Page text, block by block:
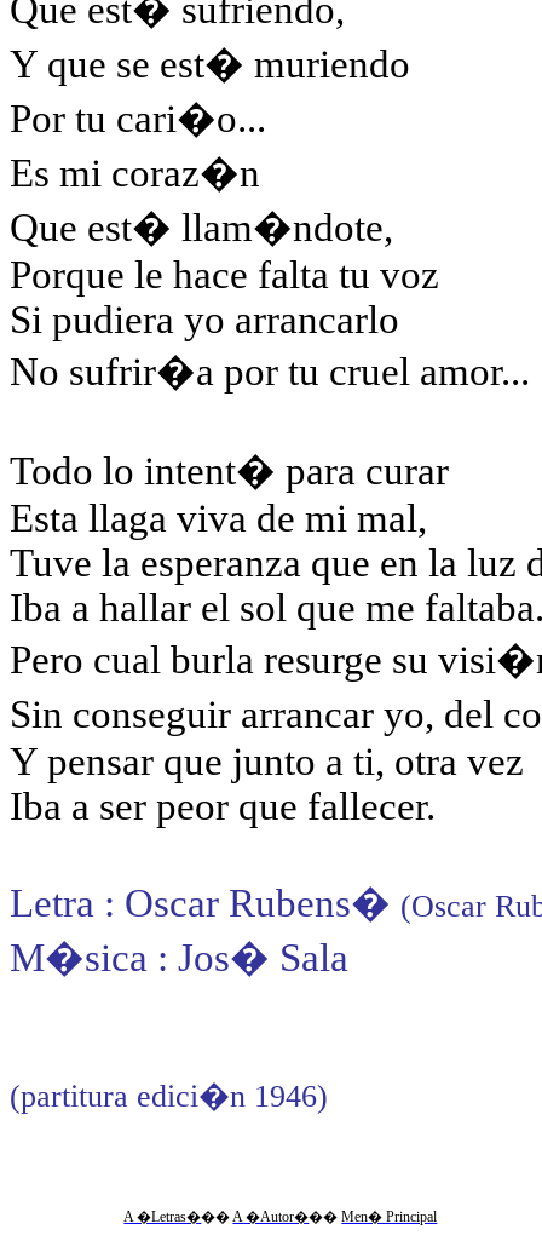
Que est� sufriendo,
Y que se est� muriendo
Por tu cari�o...
Es mi coraz�n
Que est� llam�ndote,
Porque le hace falta tu voz
Si pudiera yo arrancarlo
No sufrir�a por tu cruel amor...
Todo lo intent� para curar
Esta llaga viva de mi mal,
Tuve la esperanza que en la luz
Iba a hallar el sol que me
Pero cual burla resurge su
Sin conseguir arrancar yo, del
Y pensar que junto a ti, otra vez
Iba a ser peor que fallecer.
Letra : Oscar Rubens� (Oscar
M�sica : Jos� Sala
(partitura edici�n 1946)
A �Letras���A �Autor���Men� Principal